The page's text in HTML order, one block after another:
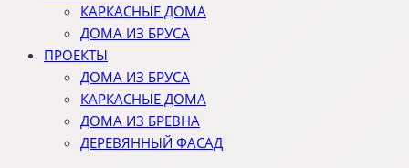
КАРКАСНЫЕ ДОМА
ДОМА ИЗ БРУСА
ПРОЕКТЫ
ДОМА ИЗ БРУСА
КАРКАСНЫЕ ДОМА
ДОМА ИЗ БРЕВНА
ДЕРЕВЯННЫЙ ФАСАД